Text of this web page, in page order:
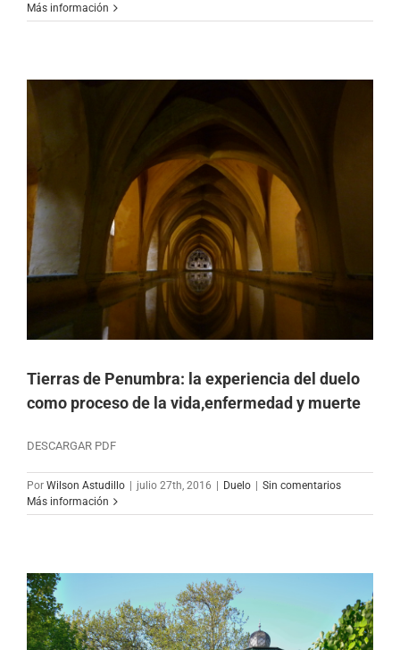
Más información
Tierras de Penumbra: la experiencia del duelo
como proceso de la vida,enfermedad y muerte
DESCARGAR PDF
Por Wilson Astudillo julio 27th, 2016 Duelo
Sin comentarios
Más información